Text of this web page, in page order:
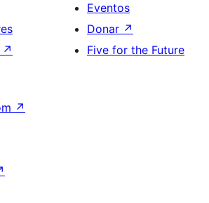
↗
Eventos
Donar ↗
Five for the Future
↗